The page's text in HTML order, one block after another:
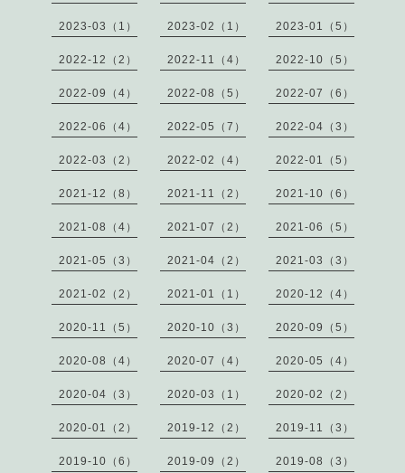
2023-03（1） 2023-02（1） 2023-01（5）
2022-12（2） 2022-11（4） 2022-10（5）
2022-09（4） 2022-08（5） 2022-07（6）
2022-06（4） 2022-05（7） 2022-04（3）
2022-03（2） 2022-02（4） 2022-01（5）
2021-12（8） 2021-11（2） 2021-10（6）
2021-08（4） 2021-07（2） 2021-06（5）
2021-05（3） 2021-04（2） 2021-03（3）
2021-02（2） 2021-01（1） 2020-12（4）
2020-11（5） 2020-10（3） 2020-09（5）
2020-08（4） 2020-07（4） 2020-05（4）
2020-04（3） 2020-03（1） 2020-02（2）
2020-01（2） 2019-12（2） 2019-11（3）
2019-10（6） 2019-09（2） 2019-08（3）